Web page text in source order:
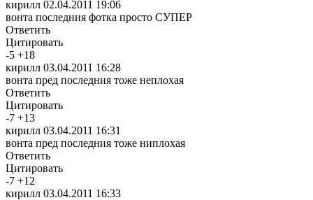
кирилл 02.04.2011 19:06
вонта последния фотка просто СУПЕР
Ответить
Цитировать
-5 +18
кирилл 03.04.2011 16:28
вонта пред последния тоже неплохая
Ответить
Цитировать
-7 +13
кирилл 03.04.2011 16:31
вонта пред последния тоже ниплохая
Ответить
Цитировать
-7 +12
кирилл 03.04.2011 16:33